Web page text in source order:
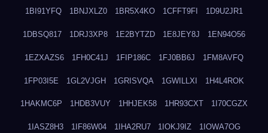
1BI91YFQ 1BNJXLZ0 1BR5X4KO 1CFFT9FI 1D9U2JR1
1DBSQ817 1DRJ3XP8 1E2BYTZD 1E8JEY8J 1EN94O56
1EZXAZS6 1FH0C41J 1FIP186C 1FJ0BB6J 1FM8AVFQ
1FP03I5E 1GL2VJGH 1GRISVQA 1GWILLXI 1H4L4ROK
1HAKMC6P 1HDB3VUY 1HHJEK58 1HR93CXT 1I70CGZX
1IASZ8H3 1IF86W04 1IHA2RU7 1IOKJ9IZ 1IOWA7OG